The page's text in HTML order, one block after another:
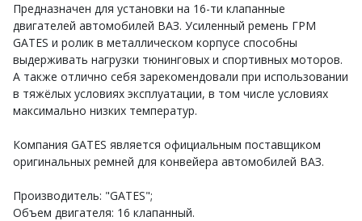
Предназначен для установки на 16-ти клапанные
двигателей автомобилей ВАЗ. Усиленный ремень ГРМ
GATES и ролик в металлическом корпусе способны
выдерживать нагрузки тюнинговых и спортивных моторов.
А также отлично себя зарекомендовали при использовании
в тяжёлых условиях эксплуатации, в том числе условиях
максимально низких температур.
Компания GATES является официальным поставщиком
оригинальных ремней для конвейера автомобилей ВАЗ.
Производитель: "GATES";
Объем двигателя: 16 клапанный.